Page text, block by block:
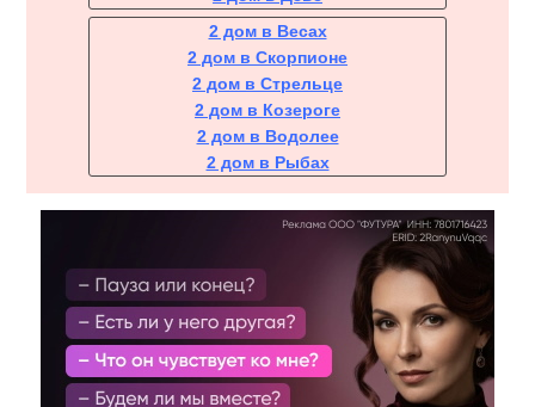
2 дом в Весах
2 дом в Скорпионе
2 дом в Стрельце
2 дом в Козероге
2 дом в Водолее
2 дом в Рыбах